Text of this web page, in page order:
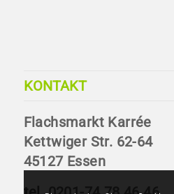
KONTAKT
Flachsmarkt Karrée
Kettwiger Str. 62-64
45127 Essen